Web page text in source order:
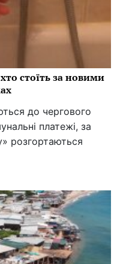
стоїть за новими
до чергового
платежі, за
розгортаються